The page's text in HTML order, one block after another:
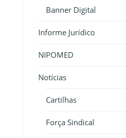
Banner Digital
Informe Jurídico
NIPOMED
Notícias
Cartilhas
Força Sindical